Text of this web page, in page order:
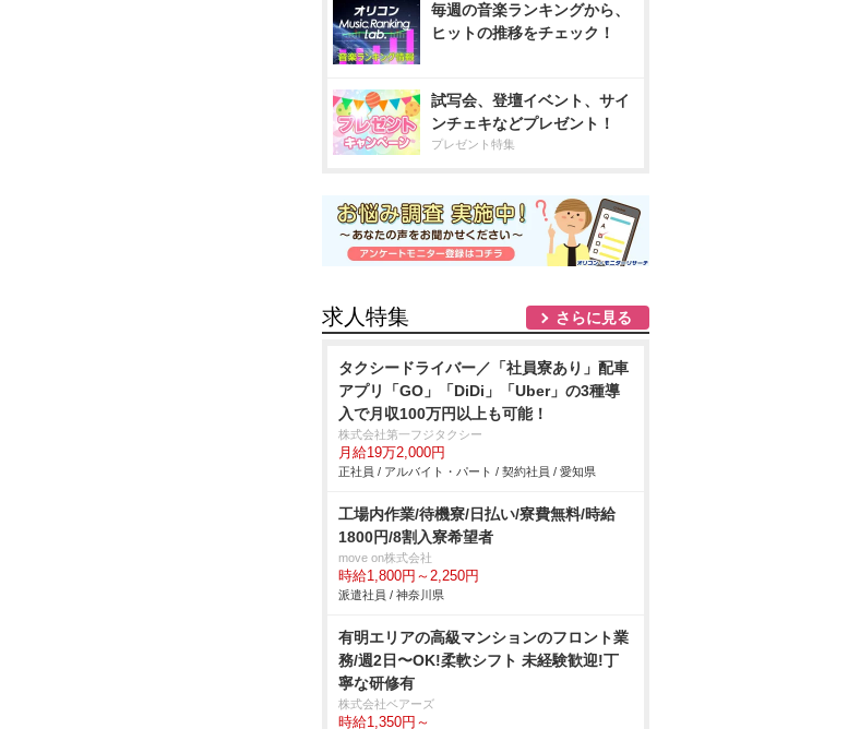
毎週の音楽ランキングから、
ヒットの推移をチェック！
試写会、登壇イベント、サイ
ンチェキなどプレゼント！
プレゼント特集
求人特集 さらに見る
タクシードライバー／「社員寮あり」配車
アプリ「GO」「DiDi」「Uber」の3種導
入で月収100万円以上も可能！
株式会社第一フジタクシー
月給19万2,000円
正社員 / アルバイト・パート / 契約社員 / 愛知県
工場内作業/待機寮/日払い/寮費無料/時給
1800円/8割入寮希望者
move on株式会社
時給1,800円～2,250円
派遣社員 / 神奈川県
有明エリアの⾼級マンションのフロント業
務/週2⽇〜OK!柔軟シフト 未経験歓迎!丁
寧な研修有
株式会社ベアーズ
時給1,350円～